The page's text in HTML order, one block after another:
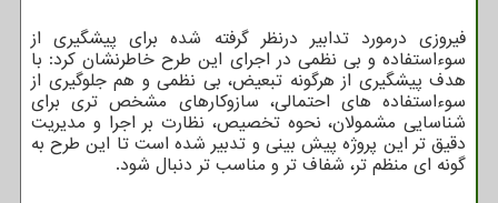
فیروزی درمورد تدابیر درنظر گرفته شده برای پیشگیری از
سوءاستفاده و بی نظمی در اجرای این طرح خاطرنشان کرد: با
هدف پیشگیری از هرگونه تبعیض، بی نظمی و هم جلوگیری از
سوءاستفاده های احتمالی، سازوکارهای مشخص تری برای
شناسایی مشمولان، نحوه تخصیص، نظارت بر اجرا و مدیریت
دقیق تر این پروژه پیش بینی و تدبیر شده است تا این طرح به
گونه ای منظم تر، شفاف تر و مناسب تر دنبال شود.